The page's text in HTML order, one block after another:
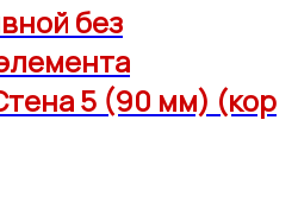
без
5 (90 мм) (кор